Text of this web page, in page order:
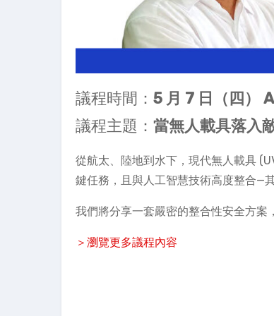
議程時間： 5 月 7 日（四）
議程主題： 當無人載具落入
從航太、陸地到水下，現代無人載具
鍵任務，且與人工智慧技術高度整合—
我們將分享一套嚴密的整合性安全方案
＞瀏覽更多議程內容